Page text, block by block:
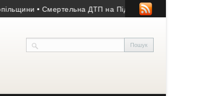
• Смертельна ДТП на Підволочищині: загинула жінка, двоє